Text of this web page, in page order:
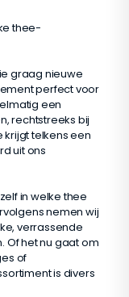
thee-
graag nieuwe
perfect voor
een
rechtstreeks bij
krijgt telkens een
uit ons
in welke thee
nemen wij
verrassende
Of het nu gaat om
of
is divers